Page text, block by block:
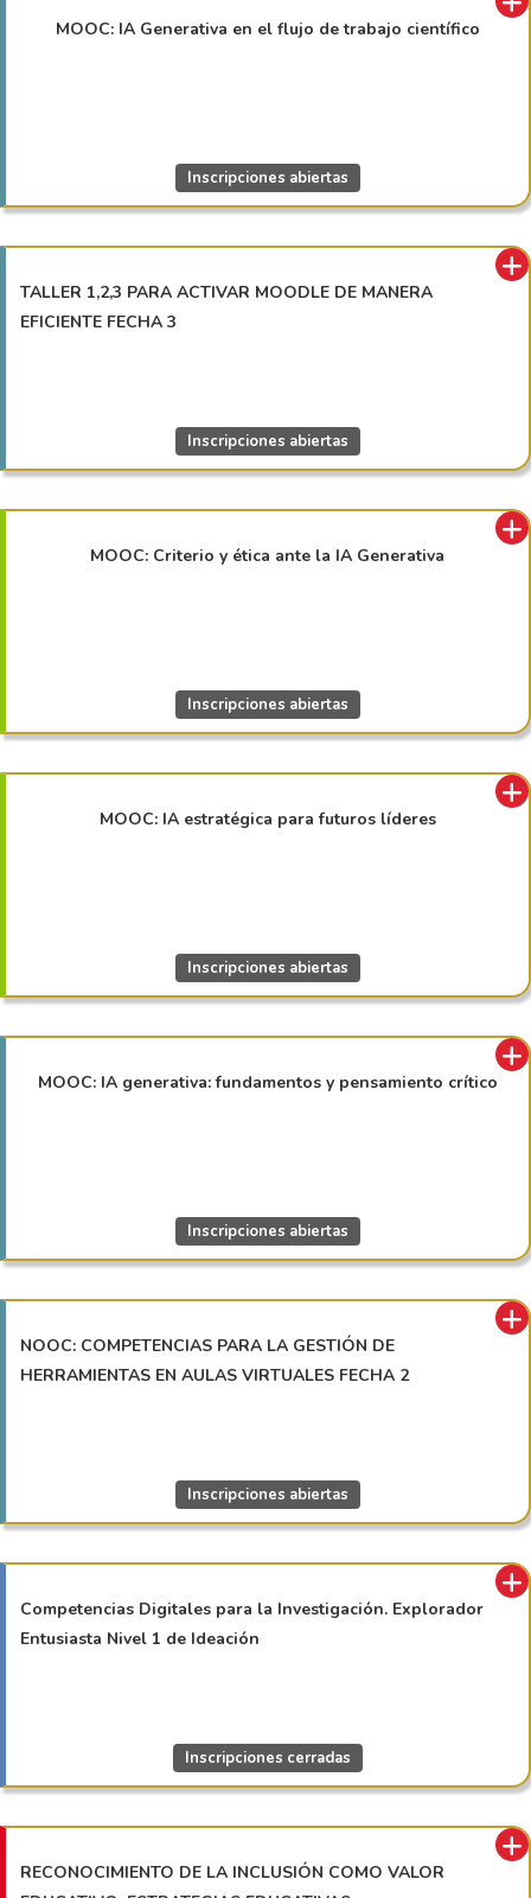
MOOC: IA Generativa en el flujo de trabajo científico
Inscripciones abiertas
TALLER 1,2,3 PARA ACTIVAR MOODLE DE MANERA
EFICIENTE FECHA 3
Inscripciones abiertas
MOOC: Criterio y ética ante la IA Generativa
Inscripciones abiertas
MOOC: IA estratégica para futuros líderes
Inscripciones abiertas
MOOC: IA generativa: fundamentos y pensamiento crítico
Inscripciones abiertas
NOOC: COMPETENCIAS PARA LA GESTIÓN DE
HERRAMIENTAS EN AULAS VIRTUALES FECHA 2
Inscripciones abiertas
Competencias Digitales para la Investigación. Explorador
Entusiasta Nivel 1 de Ideación
Inscripciones cerradas
RECONOCIMIENTO DE LA INCLUSIÓN COMO VALOR